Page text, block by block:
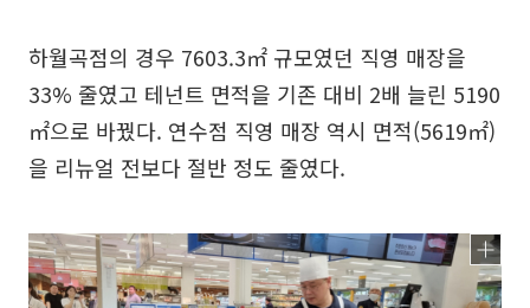
하월곡점의 경우 7603.3㎡ 규모였던 직영 매장을
33% 줄였고 테넌트 면적을 기존 대비 2배 늘린 5190
㎡으로 바꿨다. 연수점 직영 매장 역시 면적(5619㎡)
을 리뉴얼 전보다 절반 정도 줄였다.